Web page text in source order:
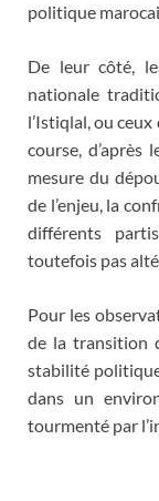
politique
De leur côté,
nationale
l’Istiqlal, ou
course,
mesure du
de l’enjeu, la
différents
toutefois pas
Pour les
de la transition
stabilité
dans un
tourmenté par